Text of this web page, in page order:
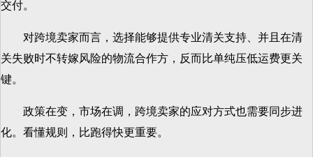
交付。
对跨境卖家而言，选择能够提供专业清关支持、并且在清
关失败时不转嫁风险的物流合作方，反而比单纯压低运费更关
键。
政策在变，市场在调，跨境卖家的应对方式也需要同步进
化。看懂规则，比跑得快更重要。